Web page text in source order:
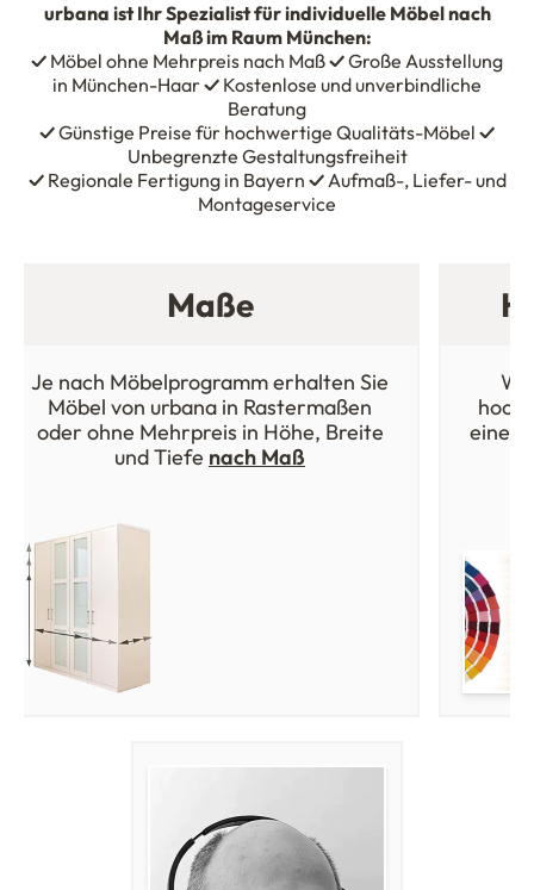
urbana ist Ihr Spezialist für individuelle Möbel nach
Maß im Raum München:
✓ Möbel ohne Mehrpreis nach Maß✓Große Ausstellung
in München-Haar✓ Kostenlose und unverbindliche
Beratung
✓Günstige Preise für hochwertige Qualitäts-Möbel ✓
Unbegrenzte Gestaltungsfreiheit
✓Regionale Fertigung in Bayern ✓Aufmaß-, Liefer- und
Montageservice
Maße
Je nach Möbelprogramm erhalten Sie
Möbel von urbana in Rastermaßen
oder ohne Mehrpreis in Höhe, Breite
und Tiefe nach Maß
einer